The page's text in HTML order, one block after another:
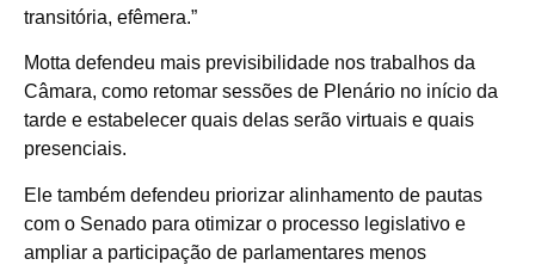
transitória, efêmera.”
Motta defendeu mais previsibilidade nos trabalhos da
Câmara, como retomar sessões de Plenário no início da
tarde e estabelecer quais delas serão virtuais e quais
presenciais.
Ele também defendeu priorizar alinhamento de pautas
com o Senado para otimizar o processo legislativo e
ampliar a participação de parlamentares menos